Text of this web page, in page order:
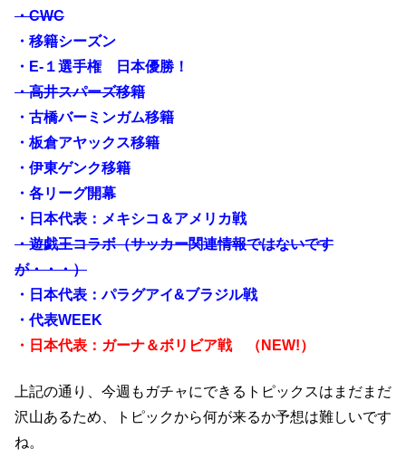
・CWC
・移籍シーズン
・E-１選手権 日本優勝！
・高井スパーズ移籍
・古橋バーミンガム移籍
・板倉アヤックス移籍
・伊東ゲンク移籍
・各リーグ開幕
・日本代表：メキシコ＆アメリカ戦
・遊戯王コラボ（サッカー関連情報ではないです
が・・・）
・日本代表：パラグアイ&ブラジル戦
・代表WEEK
・日本代表：ガーナ＆ボリビア戦 （NEW!）
上記の通り、今週もガチャにできるトピックスはまだまだ
沢山あるため、トピックから何が来るか予想は難しいです
ね。